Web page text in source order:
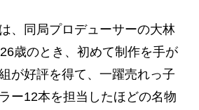
、同局プロデューサーの大林
歳のとき、初めて制作を手が
が好評を得て、一躍売れっ子
ー12本を担当したほどの名物